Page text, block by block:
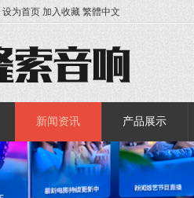
设为首页 加入收藏 繁體中文
新闻资讯 产品展示